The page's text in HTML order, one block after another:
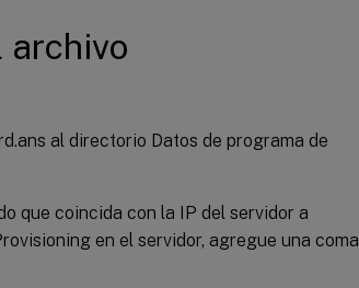
archivo
al directorio Datos de programa de
que coincida con la IP del servidor a
en el servidor, agregue una coma